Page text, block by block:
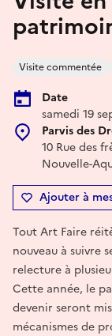
Visite commentée
Date
samedi 19
Parvis des
10 Rue des
Nouvelle-
Ajouter à
Tout Art Faire
nouveau à suivre
relecture à
Cette année, le
devenir seront
mécanismes de